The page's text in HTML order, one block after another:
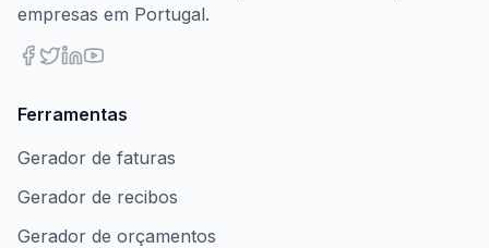
empresas em Portugal.
Ferramentas
Gerador de faturas
Gerador de recibos
Gerador de orçamentos